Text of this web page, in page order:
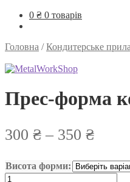
0 ₴ 0 товарів
Головна /Кондитерське
Прес-форма
300 ₴ – 350 ₴
від
Висота форми:
Прес-